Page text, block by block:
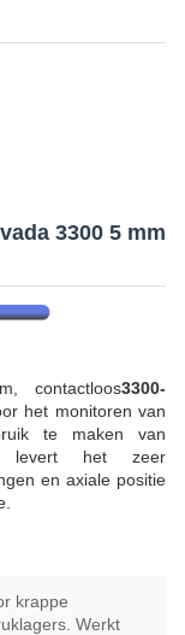
3300 5 mm
contactloos3300-
het monitoren van
te maken van
levert het zeer
en axiale positie
krappe
Werkt